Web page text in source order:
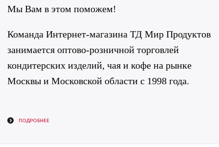
Мы Вам в этом поможем!
Команда Интернет-магазина ТД Мир Продуктов
занимается оптово-розничной торговлей
кондитерских изделий, чая и кофе на рынке
Москвы и Московской области с 1998 года.
ПОДРОБНЕЕ